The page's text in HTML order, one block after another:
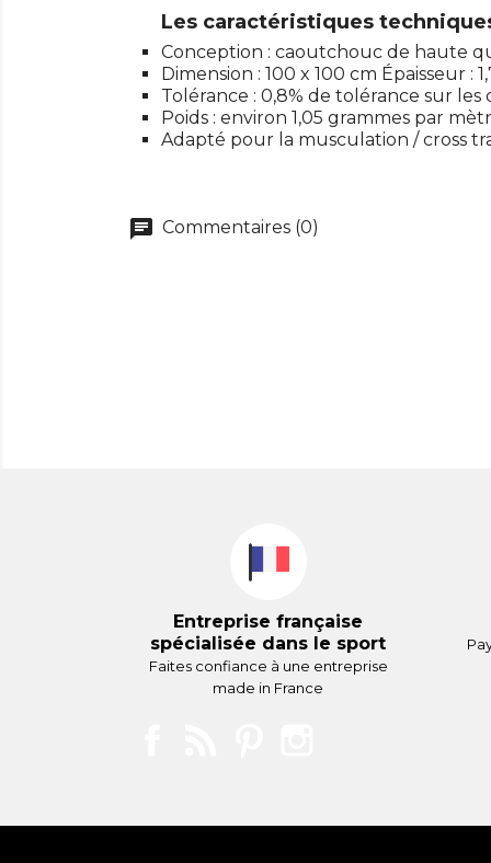
Les caractéristiques
Conception : caoutchouc de haute
Dimension : 100 x 100 cm Épaisseur :
Tolérance : 0,8% de tolérance sur les
Poids : environ 1,05 grammes par
Adapté pour la musculation / cross
chat Commentaires (0)
Entreprise française
spécialisée dans le sport
Faites confiance à une entreprise
made in France